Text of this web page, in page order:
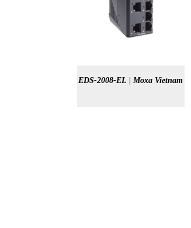
EDS-2008-EL | Moxa Vietnam